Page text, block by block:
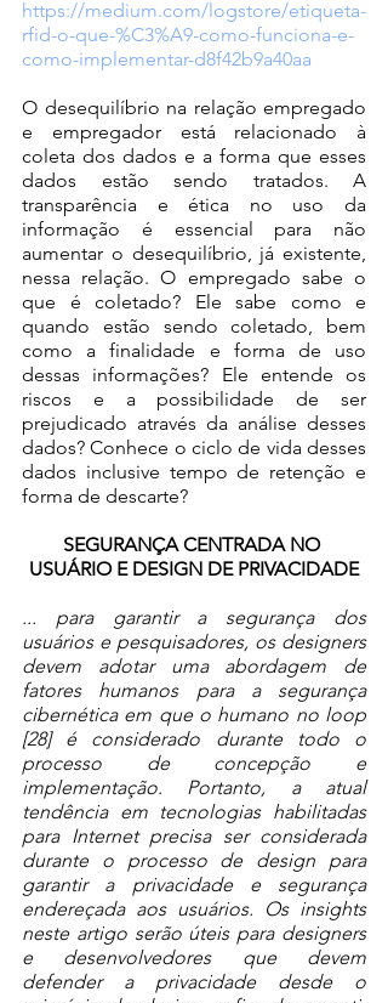
https://medium.com/logstore/etiqueta-
rfid-o-que-%C3%A9-como-funciona-e-
como-implementar-d8f42b9a40aa
O desequilíbrio na relação empregado
e empregador está relacionado à
coleta dos dados e a forma que esses
dados estão sendo tratados. A
transparência e ética no uso da
informação é essencial para não
aumentar o desequilíbrio, já existente,
nessa relação. O empregado sabe o
que é coletado? Ele sabe como e
quando estão sendo coletado, bem
como a finalidade e forma de uso
dessas informações? Ele entende os
riscos e a possibilidade de ser
prejudicado através da análise desses
dados? Conhece o ciclo de vida desses
dados inclusive tempo de retenção e
forma de descarte?
SEGURANÇA CENTRADA NO
USUÁRIO E DESIGN DE PRIVACIDADE
... para garantir a segurança dos
usuários e pesquisadores, os designers
devem adotar uma abordagem de
fatores humanos para a segurança
cibernética em que o humano no loop
[28] é considerado durante todo o
processo de concepção e
implementação. Portanto, a atual
tendência em tecnologias habilitadas
para Internet precisa ser considerada
durante o processo de design para
garantir a privacidade e segurança
endereçada aos usuários. Os insights
neste artigo serão úteis para designers
e desenvolvedores que devem
defender a privacidade desde o